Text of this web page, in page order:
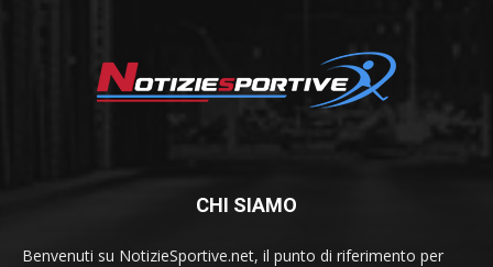
CHI SIAMO
Benvenuti su NotizieSportive.net, il punto di riferimento per